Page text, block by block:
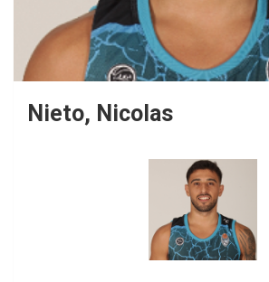
Nieto, Nicolas